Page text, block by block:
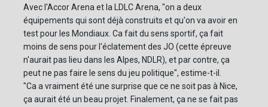
Avec l'Accor Arena et la LDLC Arena, "on a deux
équipements qui sont déjà construits et qu'on va avoir en
test pour les Mondiaux. Ca fait du sens sportif, ça fait
moins de sens pour l'éclatement des JO (cette épreuve
n'aurait pas lieu dans les Alpes, NDLR), et par contre, ça
peut ne pas faire le sens du jeu politique", estime-t-il.
"Ca a vraiment été une surprise que ce ne soit pas à Nice,
ça aurait été un beau projet. Finalement, ça ne se fait pas